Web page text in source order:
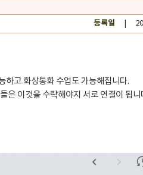
등록일 |
하고 화상통화 수업도 가능해집니다.
은 이것을 수락해야지 서로 연결이 됩니